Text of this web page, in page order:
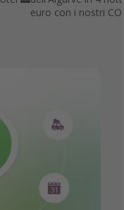
euro con i nostri